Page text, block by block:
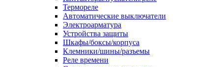
Термореле
Автоматические выключатели
Электроарматура
Устройства защиты
Шкафы/боксы/корпуса
Клемники/шины/разъемы
Реле времени